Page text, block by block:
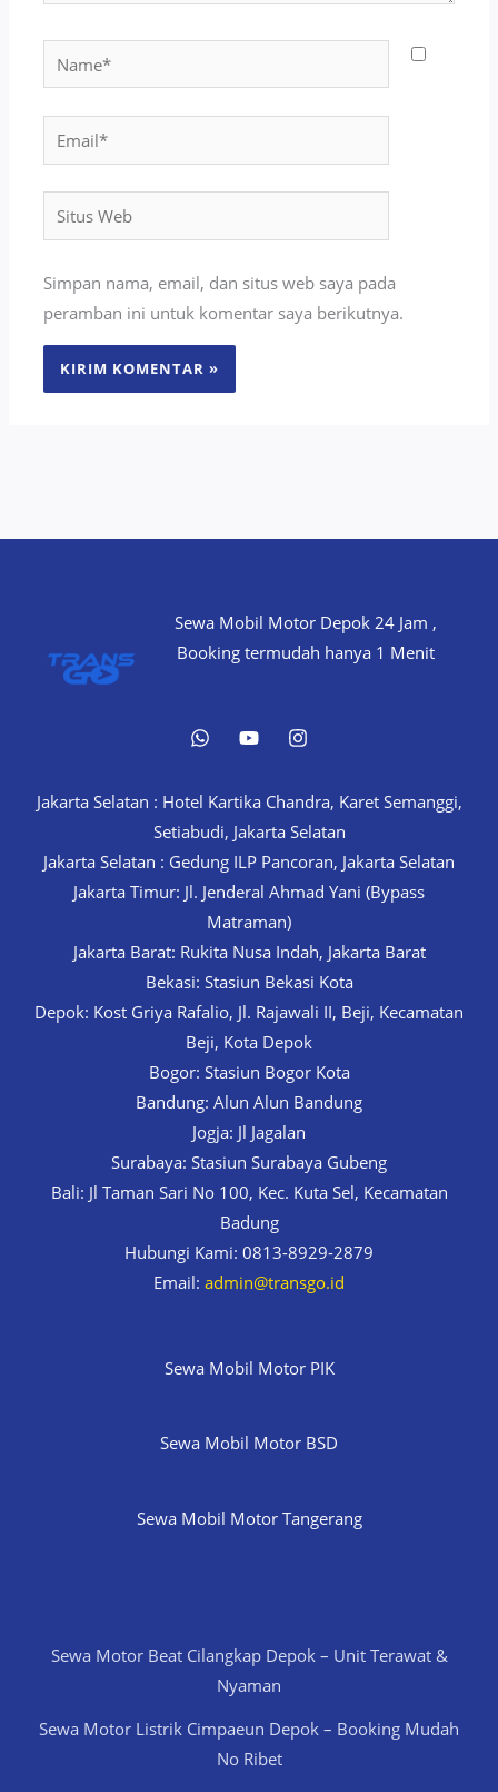
Email*
Situs
Web
Simpan nama, email, dan situs web saya pada
peramban ini untuk komentar saya berikutnya.
Sewa Mobil Motor Depok 24 Jam ,
Booking termudah hanya 1 Menit
Jakarta Selatan : Hotel Kartika Chandra, Karet Semanggi,
Setiabudi, Jakarta Selatan
Jakarta Selatan : Gedung ILP Pancoran, Jakarta Selatan
Jakarta Timur: Jl. Jenderal Ahmad Yani (Bypass
Matraman)
Jakarta Barat: Rukita Nusa Indah, Jakarta Barat
Bekasi: Stasiun Bekasi Kota
Depok: Kost Griya Rafalio, Jl. Rajawali II, Beji, Kecamatan
Beji, Kota Depok
Bogor: Stasiun Bogor Kota
Bandung: Alun Alun Bandung
Jogja: Jl Jagalan
Surabaya: Stasiun Surabaya Gubeng
Bali: Jl Taman Sari No 100, Kec. Kuta Sel, Kecamatan
Badung
Hubungi Kami: 0813-8929-2879
Email: admin@transgo.id
Sewa Mobil Motor PIK
Sewa Mobil Motor BSD
Sewa Mobil Motor Tangerang
Sewa Motor Beat Cilangkap Depok – Unit Terawat &
Nyaman
Sewa Motor Listrik Cimpaeun Depok – Booking Mudah
No Ribet